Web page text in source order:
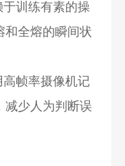
于训练有素的操
和全熔的瞬间状
高帧率摄像机记
减少人为判断误